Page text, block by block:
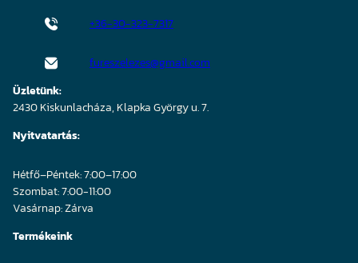
+36-30-323-7317
fureszelezes@gmail.com
Üzletünk:
2430 Kiskunlacháza, Klapka György u. 7.
Nyitvatartás:
Hétfő–Péntek: 7:00–17:00
Szombat: 7:00-11:00
Vasárnap: Zárva
Termékeink